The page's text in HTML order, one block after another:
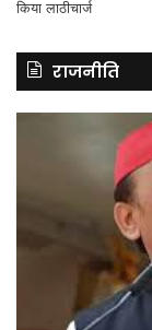
राजनीति